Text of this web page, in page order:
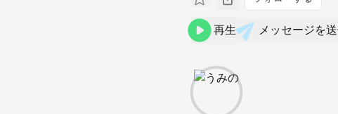
再生 メッセージを